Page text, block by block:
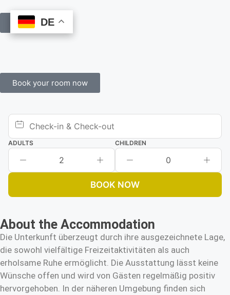
Book Online
Book your room now
ADULTS
2
CHILDREN
0
BOOK NOW
About the Accommodation
Die Unterkunft überzeugt durch ihre ausgezeichnete Lage,
die sowohl vielfältige Freizeitaktivitäten als auch
erholsame Ruhe ermöglicht. Die Ausstattung lässt keine
Wünsche offen und wird von Gästen regelmäßig positiv
hervorgehoben. In der näheren Umgebung finden sich
DE
DE